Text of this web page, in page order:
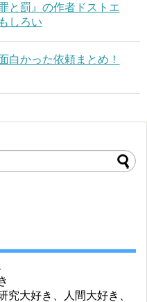
と罰』の作者ドストエ
しろい
白かった依頼まとめ！
究大好き、人間大好き、